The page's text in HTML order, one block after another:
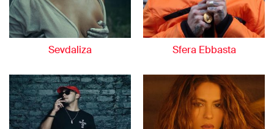
Sevdaliza Sfera Ebbasta